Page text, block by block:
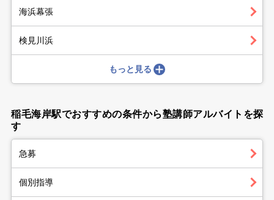
海浜幕張
検見川浜
もっと見る
稲毛海岸駅でおすすめの条件から塾講師アルバイトを探
す
急募
個別指導